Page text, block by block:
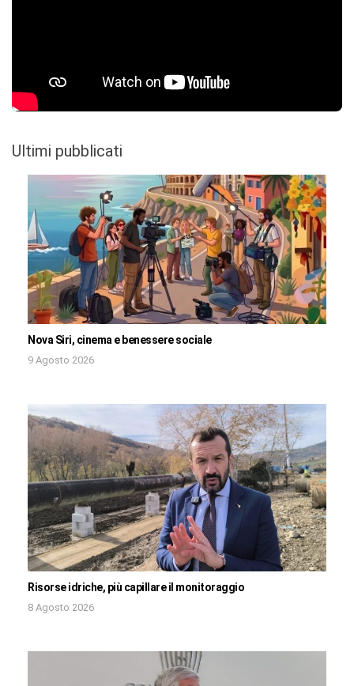
Ultimi pubblicati
Nova Siri, cinema e benessere sociale
9 Agosto 2026
Risorse idriche, più capillare il monitoraggio
8 Agosto 2026